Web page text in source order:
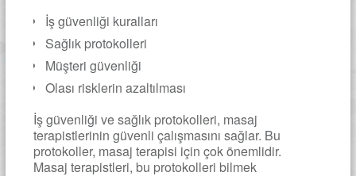
İş güvenliği kuralları
Sağlık protokolleri
Müşteri güvenliği
Olası risklerin azaltılması
İş güvenliği ve sağlık protokolleri, masaj
terapistlerinin güvenli çalışmasını sağlar. Bu
protokoller, masaj terapisi için çok önemlidir.
Masaj terapistleri, bu protokolleri bilmek